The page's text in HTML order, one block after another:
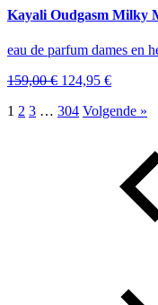
Kayali Oudgasm Milky
eau de parfum dames en
159,00€ Oorspronkelijke
was:
124,95 €Huidige
is:
1 2 3 … 304 Volgende »